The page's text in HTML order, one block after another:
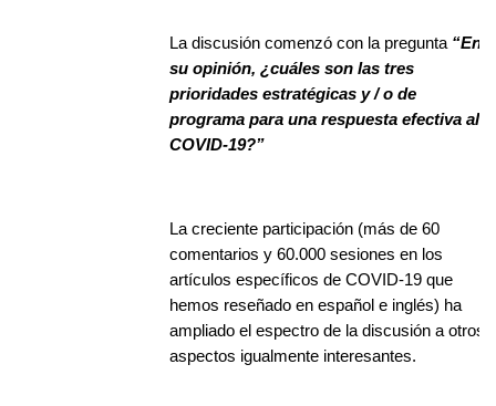
La discusión comenzó con la pregunta “En
su opinión, ¿cuáles son las tres
prioridades estratégicas y / o de
programa para una respuesta efectiva al
COVID-19?”
La creciente participación (más de 60
comentarios y 60.000 sesiones en los
artículos específicos de COVID-19 que
hemos reseñado en español e inglés) ha
ampliado el espectro de la discusión a otros
aspectos igualmente interesantes.